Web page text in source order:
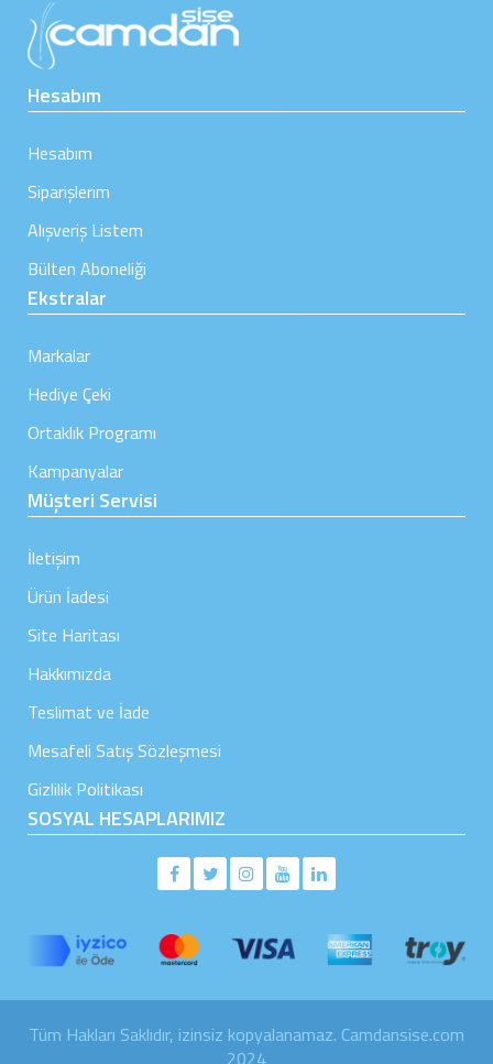
Hesabım
Hesabım
Siparişlerim
Alışveriş Listem
Bülten Aboneliği
Ekstralar
Markalar
Hediye Çeki
Ortaklık Programı
Kampanyalar
Müşteri Servisi
İletişim
Ürün İadesi
Site Haritası
Hakkımızda
Teslimat ve İade
Mesafeli Satış Sözleşmesi
Gizlilik Politikası
SOSYAL HESAPLARIMIZ
Tüm Hakları Saklıdır, izinsiz kopyalanamaz. Camdansise.com
2024